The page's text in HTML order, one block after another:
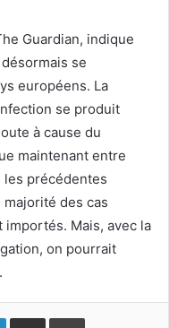
Guardian, indique
se
européens. La
se produit
à cause du
maintenant entre
les précédentes
majorité des cas
Mais, avec la
on pourrait
LinkedinPartager par email Imprimer